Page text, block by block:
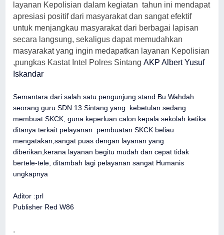
layanan Kepolisian dalam kegiatan tahun ini mendapat
apresiasi positif dari masyarakat dan sangat efektif
untuk menjangkau masyarakat dari berbagai lapisan
secara langsung, sekaligus dapat memudahkan
masyarakat yang ingin medapatkan layanan Kepolisian
,pungkas Kastat Intel Polres SintangAKP Albert Yusuf
Iskandar
Semantara dari salah satu pengunjung stand Bu Wahdah
seorang guru SDN 13 Sintang yang kebetulan sedang
membuat SKCK, guna keperluan calon kepala sekolah ketika
ditanya terkait pelayanan pembuatan SKCK beliau
mengatakan,sangat puas dengan layanan yang
diberikan,kerana layanan begitu mudah dan cepat tidak
bertele-tele, ditambah lagi pelayanan sangat Humanis
ungkapnya
Aditor :prl
Publisher Red W86
.